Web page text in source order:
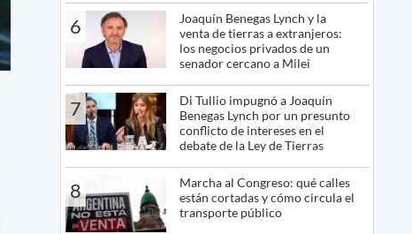
6
Joaquín Benegas Lynch y la
venta de tierras a extranjeros:
los negocios privados de un
senador cercano a Milei
7
Di Tullio impugnó a Joaquín
Benegas Lynch por un presunto
conflicto de intereses en el
debate de la Ley de Tierras
8
Marcha al Congreso: qué calles
están cortadas y cómo circula el
transporte público